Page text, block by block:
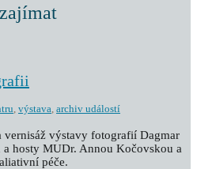
, výstava, archiv událostí
vernisáž výstavy fotografií Dagmar
a hosty MUDr. Annou Kočovskou a
péče.